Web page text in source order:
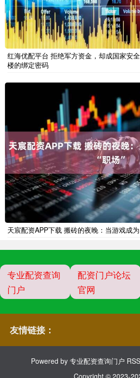
红海优配平台 拒绝军方资金，却成国家安
楼的绑定密码
天宸配资APP下载 搬砖的夜晚：当游戏成
专业配资查询
门户
配资门户论坛
官网
友情链接：
Powered by 专业配资查询门户
Copyright © 2023-